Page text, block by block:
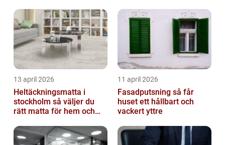
13 april 2026
Heltäckningsmatta i
stockholm så väljer du
rätt matta för hem och
11 april 2026
Fasadputsning så får
huset ett hållbart och
vackert yttre